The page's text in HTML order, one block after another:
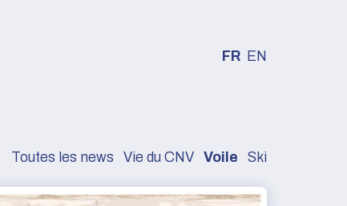
FR EN
Toutes les news Vie du CNV Voile Ski